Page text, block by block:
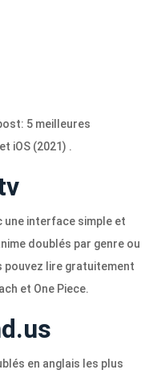
5 meilleures
iOS (2021) .
une interface simple et
doublés par genre ou
pouvez lire gratuitement
et One Piece.
en anglais les plus